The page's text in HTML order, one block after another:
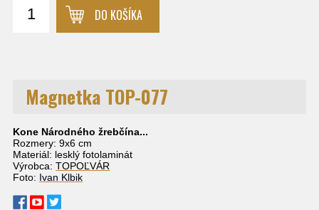
DO KOŠÍKA
Magnetka TOP-077
Kone Národného žrebčína...
Rozmery: 9x6 cm
Materiál: lesklý fotolaminát
Výrobca: TOPOĽVÁR
Foto: Ivan Klbik